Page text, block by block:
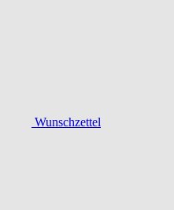
Wunschzettel